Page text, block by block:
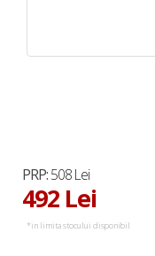
PRP:508 Lei
492 Lei
*in limita stocului disponibil